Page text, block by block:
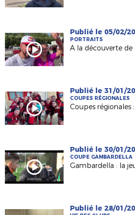
Publié le 05/02/
PORTRAITS
Publié le 31/01/
COUPES RÉGIONALES
Publié le 30/01/
COUPE GAMBARDELLA
Publié le 28/01/